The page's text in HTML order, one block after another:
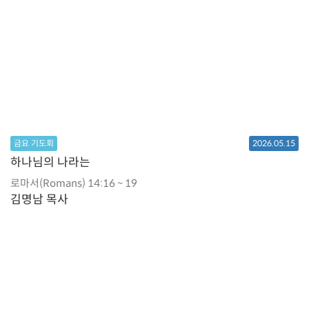
금요 기도회 2026.05.15
하나님의 나라는
로마서(Romans) 14:16 ~ 19
김명남 목사